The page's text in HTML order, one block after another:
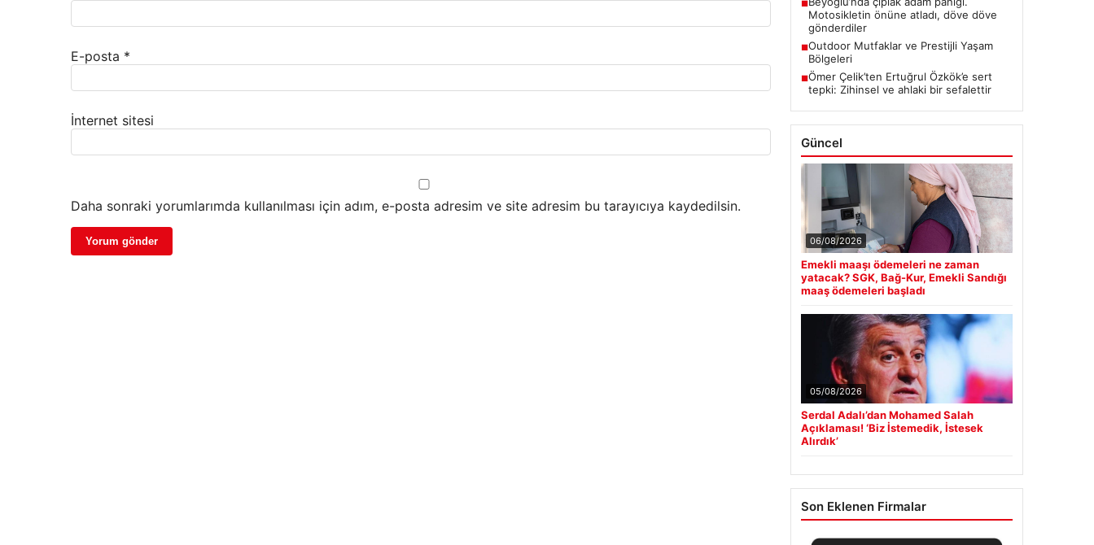
E-posta *
İnternet sitesi
Daha sonraki yorumlarımda kullanılması için adım, e-posta adresim ve site adresim bu tarayıcıya kaydedilsin.
■
Motosikletin önüne atladı, döve döve
gönderdiler
■Outdoor Mutfaklar ve Prestijli Yaşam
Bölgeleri
■Ömer Çelik’ten Ertuğrul Özkök’e sert
tepki: Zihinsel ve ahlaki bir sefalettir
Güncel
06/08/2026
Emekli maaşı ödemeleri ne zaman
yatacak? SGK, Bağ-Kur, Emekli Sandığı
maaş ödemeleri başladı
05/08/2026
Serdal Adalı’dan Mohamed Salah
Açıklaması! ‘Biz İstemedik, İstesek
Alırdık’
Son Eklenen Firmalar